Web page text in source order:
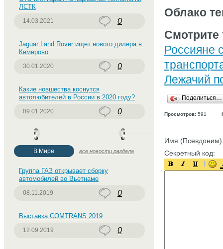
Облако
Смотрите
Россияне
Лежачий
Поделиться…
Просмотров: 591
Имя
Секретный код:
ЛСТК
14.03.2021 0
Jaguar Land Rover ищет нового дилера в
Кемерово
30.01.2020 0
Какие новшества коснутся
автолюбителей в России в 2020 году?
09.01.2020 0
В Мире все новости раздела
Группа ГАЗ открывает сборку
автомобилей во Вьетнаме
08.11.2019 0
Выставка COMTRANS 2019
12.09.2019 0